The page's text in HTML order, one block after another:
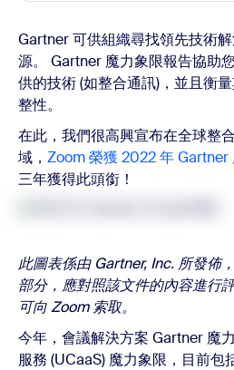
Gartner 可供組織尋找領先技術
源。 Gartner 魔力象限報告協助
供的技術 (如整合通訊)，並且衡
整性。
在此，我們很高興宣布在全球整
域， Zoom 榮獲 2022 年 Gartner
三年獲得此頭銜！
此圖表係由 Gartner, Inc. 所發佈
部分，應對照該文件的內容進行
可向 Zoom 索取。
今年，會議解決方案 Gartner 魔
服務 (UCaaS) 魔力象限，目前包